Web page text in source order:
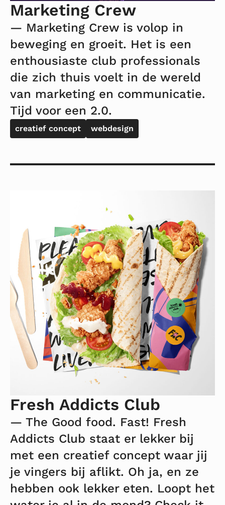
Marketing Crew
— Marketing Crew is volop in
beweging en groeit. Het is een
enthousiaste club professionals
die zich thuis voelt in de wereld
van marketing en communicatie.
Tijd voor een 2.0.
creatief concept webdesign
over
Fresh
Addicts
Club
Fresh Addicts Club
— The Good food. Fast! Fresh
Addicts Club staat er lekker bij
met een creatief concept waar jij
je vingers bij aflikt. Oh ja, en ze
hebben ook lekker eten. Loopt het